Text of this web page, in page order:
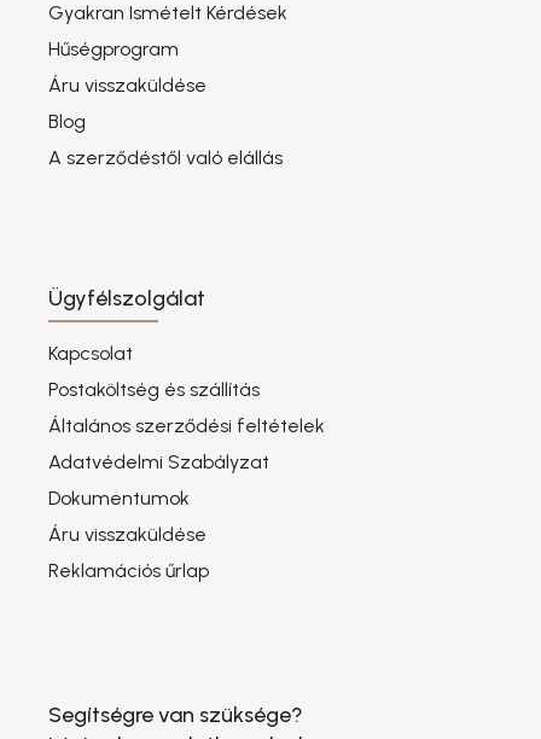
Gyakran Ismételt Kérdések
Hűségprogram
Áru visszaküldése
Blog
A szerződéstől való elállás
Ügyfélszolgálat
Kapcsolat
Postaköltség és szállítás
Általános szerződési feltételek
Adatvédelmi Szabályzat
Dokumentumok
Áru visszaküldése
Reklamációs űrlap
Segítségre van szüksége?